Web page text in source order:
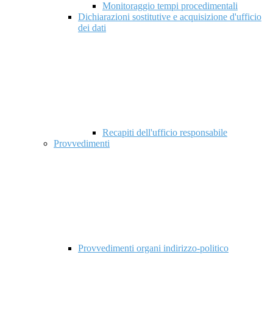
Monitoraggio tempi procedimentali
Dichiarazioni sostitutive e acquisizione d'ufficio
dei dati
Recapiti dell'ufficio responsabile
Provvedimenti
Provvedimenti organi indirizzo-politico